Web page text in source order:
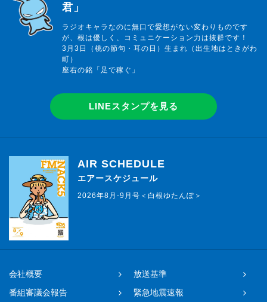
君」
ラジオキャラなのに無口で愛想がない変わりものです
が、根は優しく、コミュニケーション力は抜群です！
3月3日（桃の節句・耳の日）生まれ（出生地はときがわ
町）
座右の銘「足で稼ぐ」
LINEスタンプを見る
AIR SCHEDULE
エアースケジュール
2026年8月-9月号＜白根ゆたんぽ＞
会社概要
放送基準
番組審議会報告
緊急地震速報